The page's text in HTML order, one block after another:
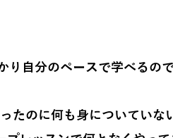
り 自分のペースで学べるの
たのに何も身についていな